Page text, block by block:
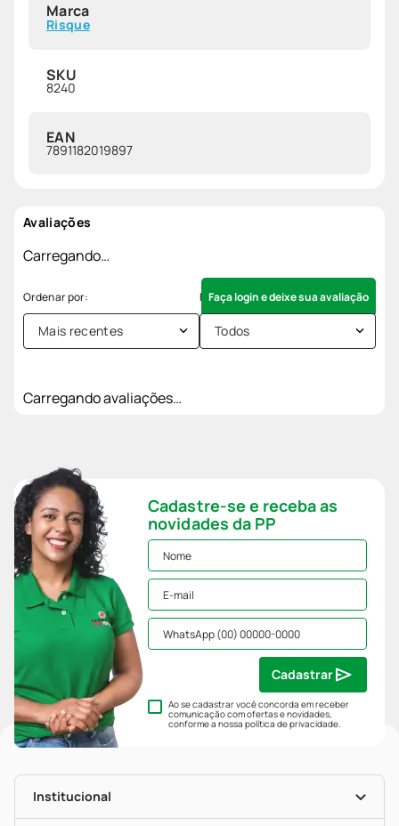
Marca
Risque
SKU
8240
EAN
7891182019897
Avaliações
Carregando…
Faça login e deixe sua avaliação
Mais recentes Todos
Carregando avaliações…
Cadastre-se e receba as
novidades da PP
Ao se cadastrar você concorda em receber
comunicação com ofertas e novidades,
conforme a nossapolítica de privacidade.
Cadastrar
Institucional